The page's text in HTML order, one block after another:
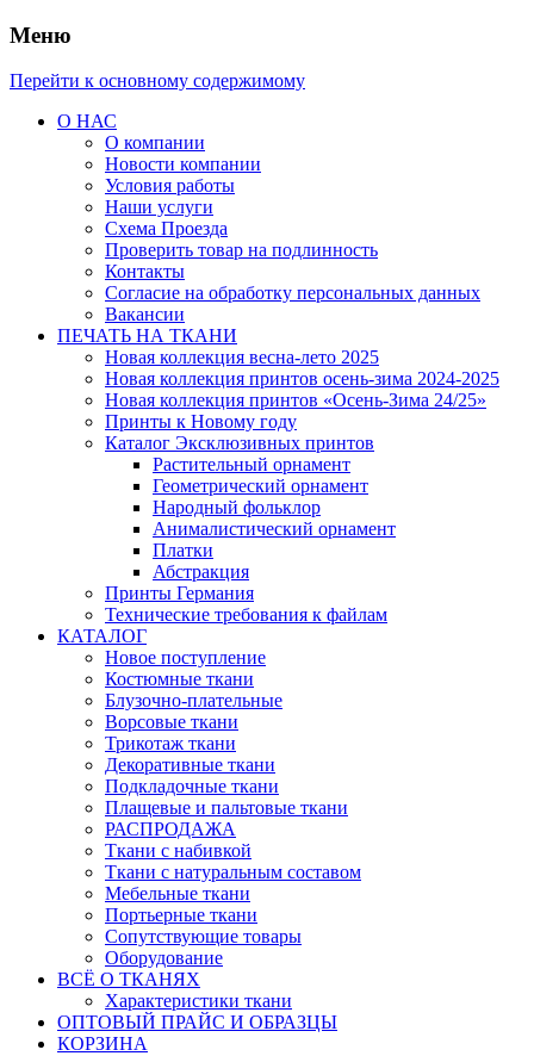
Меню
Перейти к основному содержимому
О НАС
О компании
Новости компании
Условия работы
Наши услуги
Схема Проезда
Проверить товар на подлинность
Контакты
Согласие на обработку персональных данных
Вакансии
ПЕЧАТЬ НА ТКАНИ
Новая коллекция весна-лето 2025
Новая коллекция принтов осень-зима 2024-2025
Новая коллекция принтов «Осень-Зима 24/25»
Принты к Новому году
Каталог Эксклюзивных принтов
Растительный орнамент
Геометрический орнамент
Народный фольклор
Анималистический орнамент
Платки
Абстракция
Принты Германия
Технические требования к файлам
КАТАЛОГ
Новое поступление
Костюмные ткани
Блузочно-плательные
Ворсовые ткани
Трикотаж ткани
Декоративные ткани
Подкладочные ткани
Плащевые и пальтовые ткани
РАСПРОДАЖА
Ткани с набивкой
Ткани с натуральным составом
Мебельные ткани
Портьерные ткани
Сопутствующие товары
Оборудование
ВСЁ О ТКАНЯХ
Характеристики ткани
ОПТОВЫЙ ПРАЙС И ОБРАЗЦЫ
КОРЗИНА